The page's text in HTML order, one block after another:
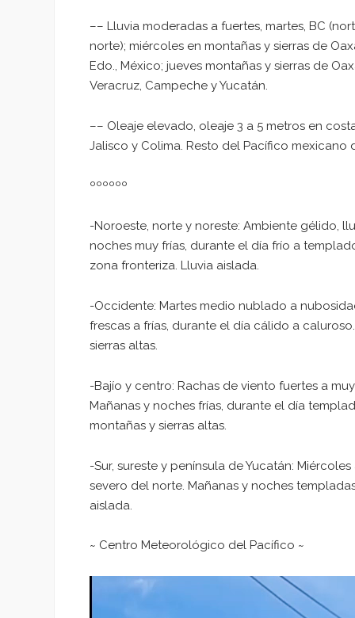
–– Lluvia moderadas a fuertes, martes, BC
norte); miércoles en montañas y sierras de
Edo., México; jueves montañas y sierras de
Veracruz, Campeche y Yucatán.
–– Oleaje elevado, oleaje 3 a 5 metros en
Jalisco y Colima. Resto del Pacífico mexicano
ºººººº
-Noroeste, norte y noreste: Ambiente gélido,
noches muy frías, durante el día frío a
zona fronteriza. Lluvia aislada.
-Occidente: Martes medio nublado a
frescas a frías, durante el día cálido a
sierras altas.
-Bajío y centro: Rachas de viento fuertes a
Mañanas y noches frías, durante el día
montañas y sierras altas.
-Sur, sureste y península de Yucatán:
severo del norte. Mañanas y noches
aislada.
~ Centro Meteorológico del Pacífico ~
Reproductor